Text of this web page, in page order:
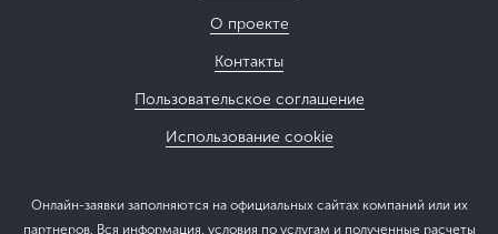
О проекте
Контакты
Пользовательское соглашение
Использование cookie
Онлайн-заявки заполняются на официальных сайтах компаний или их
партнеров. Вся информация, условия по услугам и полученные расчеты